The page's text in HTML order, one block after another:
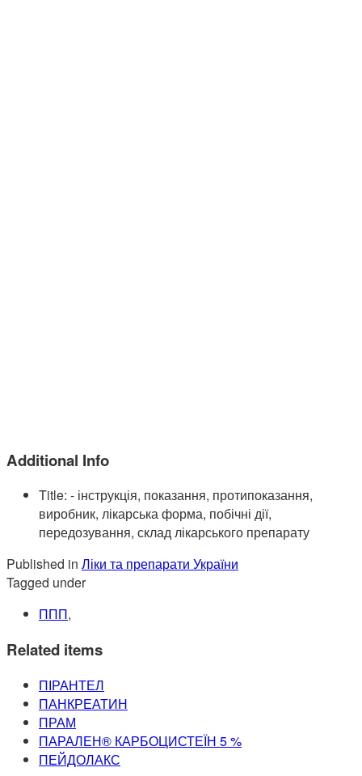
Additional Info
Title: - інструкція, показання, протипоказання,
виробник, лікарська форма, побічні дії,
передозування, склад лікарського препарату
Published in Ліки та препарати України
Tagged under
ППП,
Related items
ПІРАНТЕЛ
ПАНКРЕАТИН
ПРАМ
ПАРАЛЕН® КАРБОЦИСТЕЇН 5 %
ПЕЙДОЛАКС